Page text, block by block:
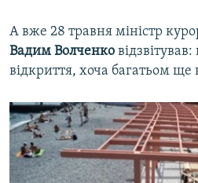
А вже 28 травня міністр
Вадим Волченко
відкриття, хоча багатьом